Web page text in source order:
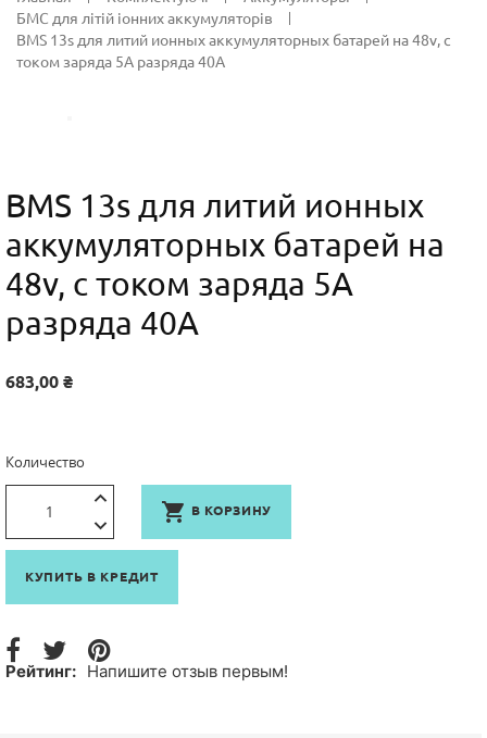
БМС для літій іонних аккумуляторів
BMS 13s для литий ионных аккумуляторных батарей на 48v, с
током заряда 5А разряда 40А
BMS 13s для литий ионных
аккумуляторных батарей на
48v, с током заряда 5А
разряда 40А
683,00 ₴
Количество
 В КОРЗИНУ
КУПИТЬ В КРЕДИТ
Рейтинг: Напишите отзыв первым!